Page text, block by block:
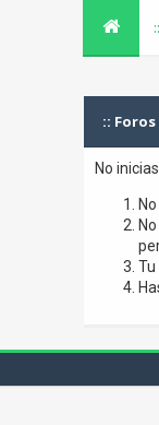
:: Foros
No
Tu